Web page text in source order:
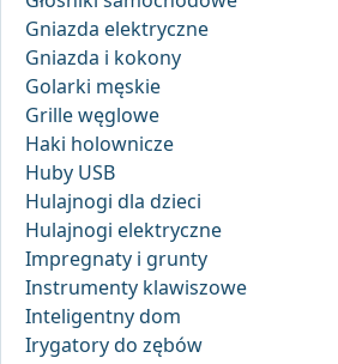
Gniazda elektryczne
Gniazda i kokony
Golarki męskie
Grille węglowe
Haki holownicze
Huby USB
Hulajnogi dla dzieci
Hulajnogi elektryczne
Impregnaty i grunty
Instrumenty klawiszowe
Inteligentny dom
Irygatory do zębów